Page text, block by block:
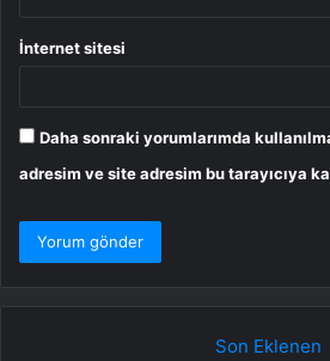
İnternet sitesi
Daha sonraki yorumlarımda
adresim ve site adresim bu tarayıcıya
Son Eklenen